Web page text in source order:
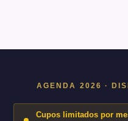
AGENDA 2026 ·
Cupos limitados por